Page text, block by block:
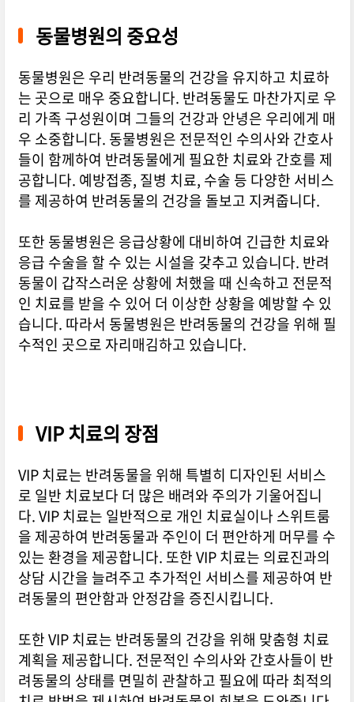
동물병원의 중요성
동물병원은 우리 반려동물의 건강을 유지하고 치료하
는 곳으로 매우 중요합니다. 반려동물도 마찬가지로 우
리 가족 구성원이며 그들의 건강과 안녕은 우리에게 매
우 소중합니다. 동물병원은 전문적인 수의사와 간호사
들이 함께하여 반려동물에게 필요한 치료와 간호를 제
공합니다. 예방접종, 질병 치료, 수술 등 다양한 서비스
를 제공하여 반려동물의 건강을 돌보고 지켜줍니다.
또한 동물병원은 응급상황에 대비하여 긴급한 치료와
응급 수술을 할 수 있는 시설을 갖추고 있습니다. 반려
동물이 갑작스러운 상황에 처했을 때 신속하고 전문적
인 치료를 받을 수 있어 더 이상한 상황을 예방할 수 있
습니다. 따라서 동물병원은 반려동물의 건강을 위해 필
수적인 곳으로 자리매김하고 있습니다.
VIP 치료의 장점
VIP 치료는 반려동물을 위해 특별히 디자인된 서비스
로 일반 치료보다 더 많은 배려와 주의가 기울어집니
다. VIP 치료는 일반적으로 개인 치료실이나 스위트룸
을 제공하여 반려동물과 주인이 더 편안하게 머무를 수
있는 환경을 제공합니다. 또한 VIP 치료는 의료진과의
상담 시간을 늘려주고 추가적인 서비스를 제공하여 반
려동물의 편안함과 안정감을 증진시킵니다.
또한 VIP 치료는 반려동물의 건강을 위해 맞춤형 치료
계획을 제공합니다. 전문적인 수의사와 간호사들이 반
려동물의 상태를 면밀히 관찰하고 필요에 따라 최적의